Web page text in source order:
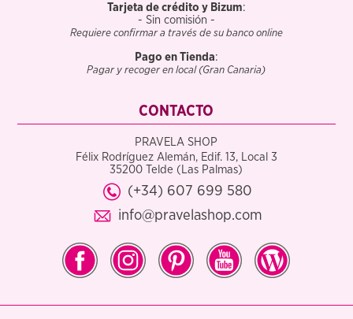
Tarjeta de crédito y Bizum:
- Sin comisión -
Requiere confirmar a través de su banco online
Pago en Tienda:
Pagar y recoger en local (Gran Canaria)
CONTACTO
PRAVELA SHOP
Félix Rodríguez Alemán, Edif. 13, Local 3
35200 Telde (Las Palmas)
(+34) 607 699 580
info@pravelashop.com